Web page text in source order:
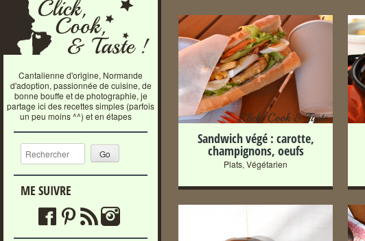
Cantalienne d'origine, Normande
d'adoption, passionnée de cuisine, de
bonne bouffe et de photographie, je
partage ici des recettes simples (parfois
un peu moins ^^) et en étapes
Recherche
ME SUIVRE
+
Sandwich végé : carotte,
champignons, oeufs
Plats, Végétarien